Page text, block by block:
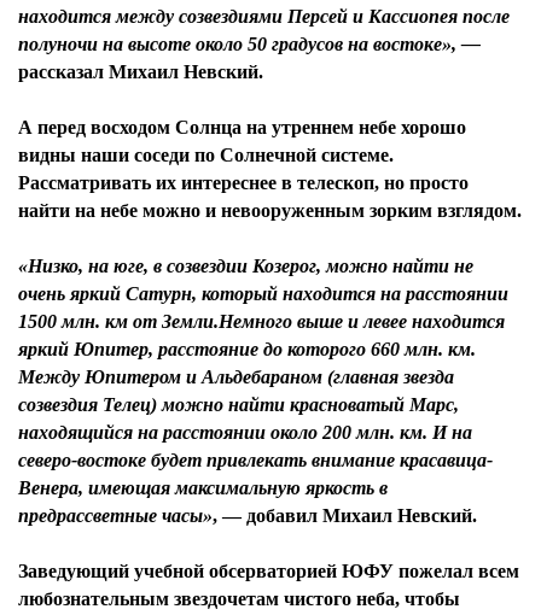
находится между созвездиями Персей и Кассиопея после
полуночи на высоте около 50 градусов на востоке», —
рассказал Михаил Невский.
А перед восходом Солнца на утреннем небе хорошо
видны наши соседи по Солнечной системе.
Рассматривать их интереснее в телескоп, но просто
найти на небе можно и невооруженным зорким взглядом.
«Низко, на юге, в созвездии Козерог, можно найти не
очень яркий Сатурн, который находится на расстоянии
1500 млн. км от Земли.Немного выше и левее находится
яркий Юпитер, расстояние до которого 660 млн. км.
Между Юпитером и Альдебараном (главная звезда
созвездия Телец) можно найти красноватый Марс,
находящийся на расстоянии около 200 млн. км. И на
северо-востоке будет привлекать внимание красавица-
Венера, имеющая максимальную яркость в
предрассветные часы», — добавил Михаил Невский.
Заведующий учебной обсерваторией ЮФУ пожелал всем
любознательным звездочетам чистого неба, чтобы